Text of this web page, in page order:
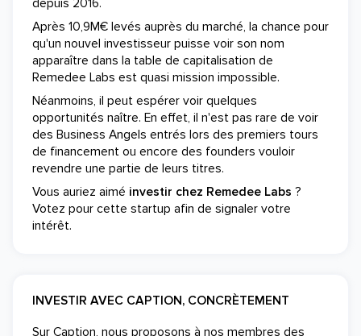
depuis 2016.
Après 10,9M€ levés auprès du marché, la chance pour
qu'un nouvel investisseur puisse voir son nom
apparaître dans la table de capitalisation de
Remedee Labs est quasi mission impossible.
Néanmoins, il peut espérer voir quelques
opportunités naître. En effet, il n'est pas rare de voir
des Business Angels entrés lors des premiers tours
de financement ou encore des founders vouloir
revendre une partie de leurs titres.
Vous auriez aimé investir chez Remedee Labs ?
Votez pour cette startup afin de signaler votre
intérêt.
INVESTIR AVEC CAPTION, CONCRÈTEMENT
Sur Caption, nous proposons à nos membres des